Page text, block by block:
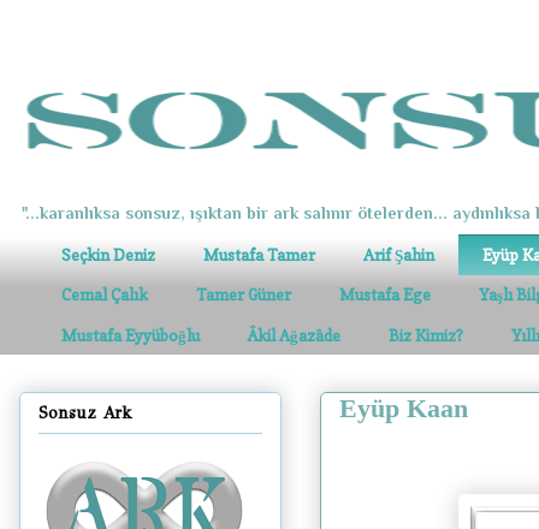
"...karanlıksa sonsuz, ışıktan bir ark salınır ötelerden... aydınlıksa
Seçkin Deniz Mustafa Tamer Arif Şahin Eyüp
Cemal Çalık Tamer Güner Mustafa Ege Yaşlı
Mustafa Eyyüboğlu Âkil Ağazâde Biz Kimiz?
Eyüp Kaan
Sonsuz Ark